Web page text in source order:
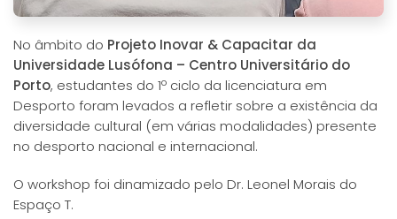
No âmbito do Projeto Inovar & Capacitar da
Universidade Lusófona – Centro Universitário do
Porto, estudantes do 1º ciclo da licenciatura em
Desporto foram levados a refletir sobre a existência da
diversidade cultural (em várias modalidades) presente
no desporto nacional e internacional.
O workshop foi dinamizado pelo Dr. Leonel Morais do
Espaço T.